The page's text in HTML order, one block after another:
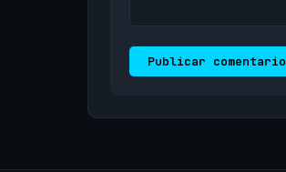
Publicar comentario